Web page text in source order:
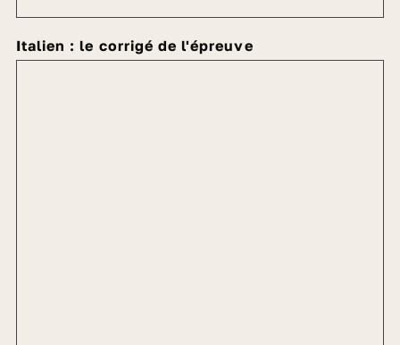
Italien : le corrigé de l'épreuve